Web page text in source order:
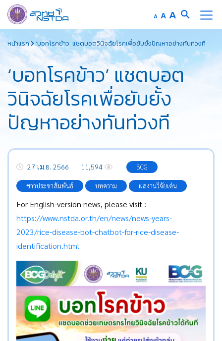
to
content
A Decrease
font
size.
AReset
font
size.
A Increase
font
size.
หน้าแรก ‘บอทโรคข้าว’ แชตบอตวินิจฉัยโรคเพื่อยับยั้งปัญหาอย่างทันท่วงที
‘บอทโรคข้าว’ แชตบอต
วินิจฉัยโรคเพื่อยับยั้ง
ปัญหาอย่างทันท่วงที
27 เม.ย. 2566 11,594 BCG
ข่าวประชาสัมพันธ์ บทความ ผลงานวิจัยเด่น
For English-version news, please visit :
https://www.nstda.or.th/en/news/news-years-
2023/rice-disease-bot-chatbot-for-rice-disease-
identification.html